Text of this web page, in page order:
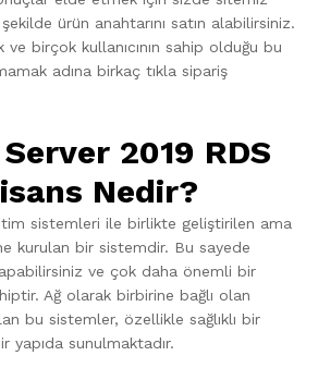
ürün anahtarını satın alabilirsiniz.
birçok kullanıcının sahip olduğu bu
adına birkaç tıkla sipariş
2019 RDS
Nedir?
sistemleri ile birlikte geliştirilen ama
kurulan bir sistemdir. Bu sayede
ve çok daha önemli bir
Ağ olarak birbirine bağlı olan
bu sistemler, özellikle sağlıklı bir
yapıda sunulmaktadır.